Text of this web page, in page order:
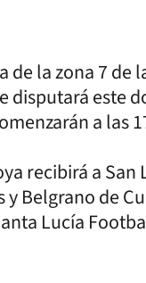
de la zona 7 de
disputará este
a las
recibirá a San
y Belgrano de
Lucía